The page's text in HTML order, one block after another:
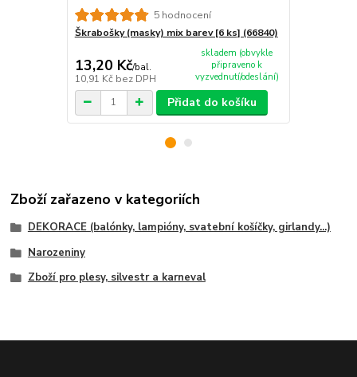
5 hodnocení
Škrabošky (masky) mix barev [6 ks] (66840)
13,20 Kč/bal.
10,91 Kč bez DPH
skladem (obvykle
připraveno k
vyzvednutí/odeslání)
Přidat do košíku
Zboží zařazeno v kategoriích
DEKORACE (balónky, lampióny, svatební košíčky, girlandy...)
Narozeniny
Zboží pro plesy, silvestr a karneval